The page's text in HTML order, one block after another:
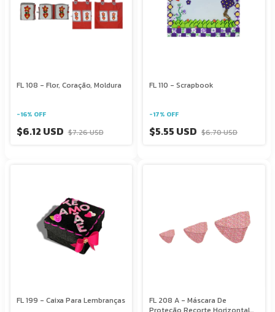
FL 108 - Flor, Coração, Moldura
-16% OFF
$6.12 USD $7.26 USD
FL 110 - Scrapbook
-17% OFF
$5.55 USD $6.70 USD
FL 199 - Caixa Para Lembranças
FL 208 A - Máscara De